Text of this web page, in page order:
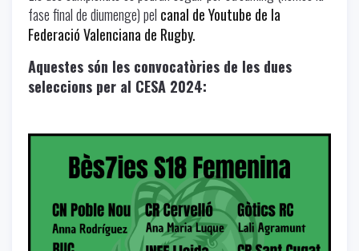
fase final de diumenge) pel canal de Youtube de la
Federació Valenciana de Rugby.
Aquestes són les convocatòries de les dues
seleccions per al CESA 2024: